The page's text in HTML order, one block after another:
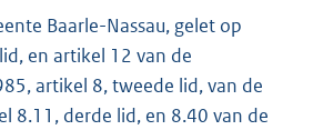
Baarle-Nassau, gelet op
en artikel 12 van de
artikel 8, tweede lid, van de
8.11, derde lid, en 8.40 van de